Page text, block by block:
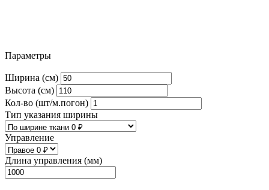
Параметры
Ширина (см)
Высота (см)
Кол-во (шт/м.погон)
Тип указания ширины
Управление
Длина управления (мм)